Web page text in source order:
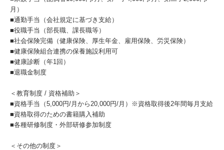
月）
■通勤手当（会社規定に基づき支給）
■役職手当（部長職、課長職等）
■社会保険完備（健康保険、厚生年金、雇用保険、労災保険）
■健康保険組合連携の保養施設利用可
■健康診断（年1回）
■退職金制度
＜教育制度 / 資格補助＞
■資格手当（5,000円/月から20,000円/月）※資格取得後2年間毎月支給
■資格取得のための書籍購入補助
■各種研修制度・外部研修参加制度
＜その他の制度＞